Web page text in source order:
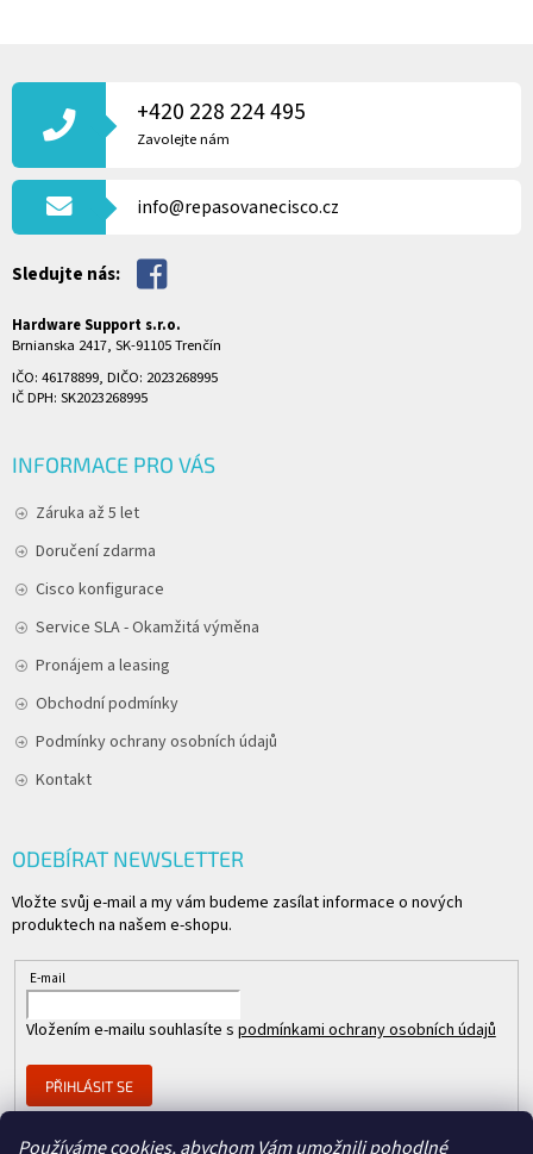
Používáme cookies, abychom Vám umožnili pohodlné
Á
T
+420 228 224 495
Zavolejte nám
info@repasovanecisco.cz
Sledujte nás:
Hardware Support s.r.o.
Brnianska 2417, SK-91105 Trenčín
IČO: 46178899, DIČO: 2023268995
IČ DPH: SK2023268995
INFORMACE PRO VÁS
Záruka až 5 let
Doručení zdarma
Cisco konfigurace
Service SLA - Okamžitá výměna
Pronájem a leasing
Obchodní podmínky
Podmínky ochrany osobních údajů
Kontakt
ODEBÍRAT NEWSLETTER
Vložte svůj e-mail a my vám budeme zasílat informace o nových
produktech na našem e-shopu.
E-mail
Vložením e-mailu souhlasíte s podmínkami ochrany osobních údajů
PŘIHLÁSIT SE